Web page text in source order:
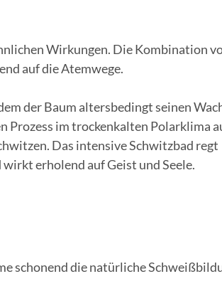
Wirkungen. Die Kombination
auf die Atemwege.
der Baum altersbedingt seinen
im trockenkalten Polarklima
Das intensive Schwitzbad regt
erholend auf Geist und Seele.
schonend die natürliche